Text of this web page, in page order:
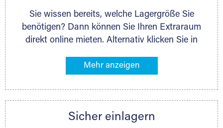
Sie wissen bereits, welche Lagergröße Sie
benötigen? Dann können Sie Ihren Extraraum
direkt online mieten. Alternativ klicken Sie in
Gegenstände an, die Sie einlagern möchten –
ermittelt. Natürlich steht Ihnen Ihr Extraraum
persönlich hinsichtlich Lagervolumen und zu
Sicher einlagern